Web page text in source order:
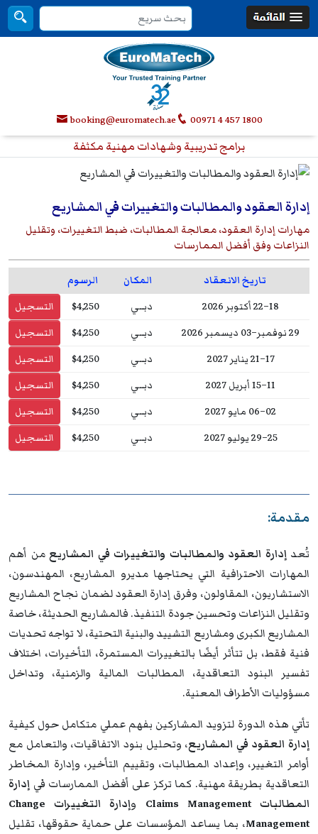
00971 4 457 1800
booking@euromatech.ae
برامج تدريبية وشهادات مهنية مكثفة
إدارة العقود والمطالبات والتغييرات في المشاريع
مهارات إدارة العقود، معالجة المطالبات، ضبط التغييرات، وتقليل
النزاعات وفق أفضل الممارسات
تاريخ الانعقاد المكان
الرسوم
18–22 أكتوبر 2026
دبــي $4,250
التسجيل
29 نوفمبر–03 ديسمبر 2026
دبــي $4,250
التسجيل
17–21 يناير 2027
دبــي $4,250
التسجيل
11–15 أبريل 2027
دبــي $4,250
التسجيل
02–06 مايو 2027
دبــي $4,250
التسجيل
25–29 يوليو 2027
دبــي $4,250 التسجيل
مقدمة:
تُعد إدارة العقود والمطالبات والتغييرات في المشاريع من أهم
المهارات الاحترافية التي يحتاجها مديرو المشاريع، المهندسون،
الاستشاريون، المقاولون، وفرق إدارة العقود لضمان نجاح المشاريع
وتقليل النزاعات وتحسين جودة التنفيذ. فالمشاريع الحديثة، خاصة
المشاريع الكبرى ومشاريع التشييد والبنية التحتية، لا تواجه تحديات
فنية فقط، بل تتأثر أيضًا بالتغييرات المستمرة، التأخيرات، اختلاف
تفسير البنود التعاقدية، المطالبات المالية والزمنية، وتداخل
مسؤوليات الأطراف المعنية.
تأتي هذه الدورة لتزويد المشاركين بفهم عملي متكامل حول كيفية
إدارة العقود في المشاريع، وتحليل بنود الاتفاقيات، والتعامل مع
أوامر التغيير، وإعداد المطالبات، وتقييم التأخير، وإدارة المخاطر
التعاقدية بطريقة مهنية. كما تركز على أفضل الممارسات في إدارة
المطالبات Claims Management
و
إدارة التغييرات Change
Management، بما يساعد المؤسسات على حماية حقوقها، تقليل